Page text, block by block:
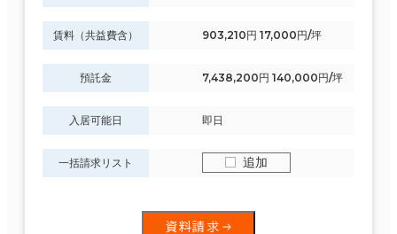
賃料（共益費含） 903,210円 17,000円/坪
預託金 7,438,200円 140,000円/坪
入居可能日 即日
一括請求リスト 追加
資料請求
エリアを追加・変更する
賃料非公開物件を含む
駅徒歩
3分以内